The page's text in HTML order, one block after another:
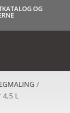
OG
/
4,5 L